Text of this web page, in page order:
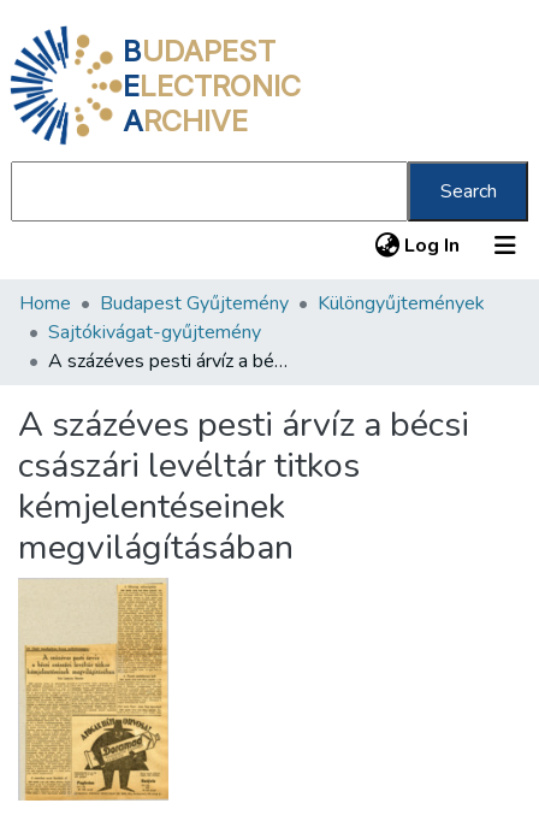
BUDAPEST
ELECTRONIC
ARCHIVE
Search
Log In (current)
Communities & Collections
All of DSpace
About us
Home Budapest Gyűjtemény
Különgyűjtemények
Sajtókivágat-gyűjtemény
A százéves pesti árvíz a bécsi császári levéltár titkos kémjelentéseinek megvilágításában
A százéves pesti árvíz a bécsi
császári levéltár titkos
kémjelentéseinek
megvilágításában